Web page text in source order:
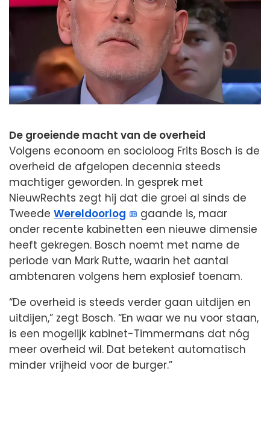
De groeiende macht van de overheid
Volgens econoom en socioloog Frits Bosch is de
overheid de afgelopen decennia steeds
machtiger geworden. In gesprek met
NieuwRechts zegt hij dat die groei al sinds de
Tweede Wereldoorlog
gaande is, maar
onder recente kabinetten een nieuwe dimensie
heeft gekregen. Bosch noemt met name de
periode van Mark Rutte, waarin het aantal
ambtenaren volgens hem explosief toenam.
“De overheid is steeds verder gaan uitdijen en
uitdijen,” zegt Bosch. “En waar we nu voor staan,
is een mogelijk kabinet-Timmermans dat nóg
meer overheid wil. Dat betekent automatisch
minder vrijheid voor de burger.”